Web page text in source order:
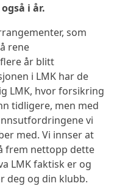
i år.
som
rene
år blitt
i LMK har de
LMK, hvor forsikring
tidligere, men med
vi
med. Vi innser at
frem nettopp dette
LMK faktisk er og
deg og din klubb.